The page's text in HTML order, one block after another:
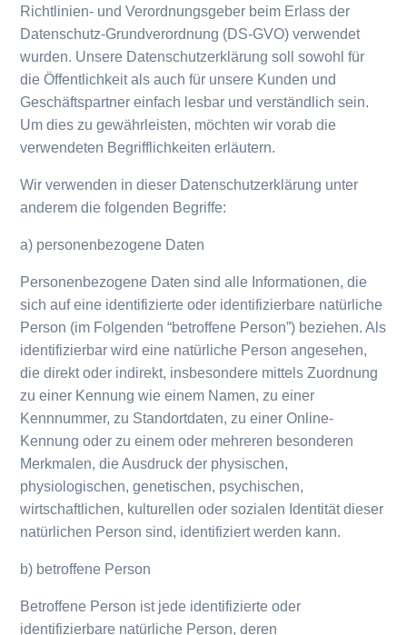
Richtlinien- und Verordnungsgeber beim Erlass der
Datenschutz-Grundverordnung (DS-GVO) verwendet
wurden. Unsere Datenschutzerklärung soll sowohl für
die Öffentlichkeit als auch für unsere Kunden und
Geschäftspartner einfach lesbar und verständlich sein.
Um dies zu gewährleisten, möchten wir vorab die
verwendeten Begrifflichkeiten erläutern.
Wir verwenden in dieser Datenschutzerklärung unter
anderem die folgenden Begriffe:
a) personenbezogene Daten
Personenbezogene Daten sind alle Informationen, die
sich auf eine identifizierte oder identifizierbare natürliche
Person (im Folgenden “betroffene Person”) beziehen. Als
identifizierbar wird eine natürliche Person angesehen,
die direkt oder indirekt, insbesondere mittels Zuordnung
zu einer Kennung wie einem Namen, zu einer
Kennnummer, zu Standortdaten, zu einer Online-
Kennung oder zu einem oder mehreren besonderen
Merkmalen, die Ausdruck der physischen,
physiologischen, genetischen, psychischen,
wirtschaftlichen, kulturellen oder sozialen Identität dieser
natürlichen Person sind, identifiziert werden kann.
b) betroffene Person
Betroffene Person ist jede identifizierte oder
identifizierbare natürliche Person, deren